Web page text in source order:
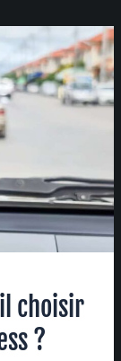
choisir
?